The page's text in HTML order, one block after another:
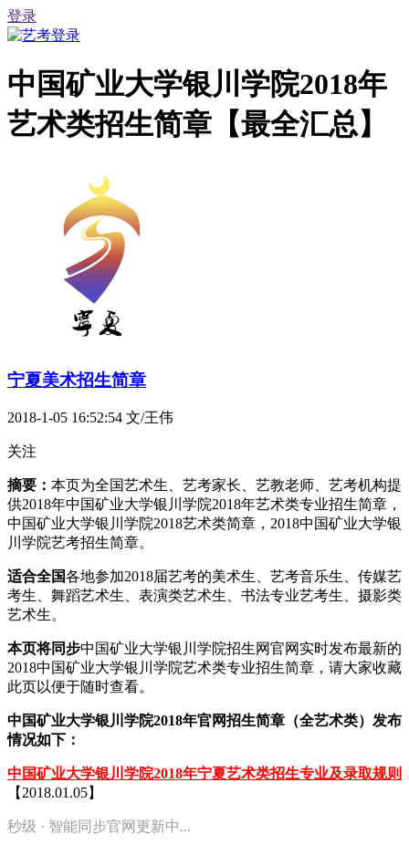
登录
中国矿业大学银川学院2018年
艺术类招生简章【最全汇总】
宁夏美术招生简章
2018-1-05 16:52:54 文/王伟
关注
摘要： 本页为全国艺术生、艺考家长、艺教老师、艺考机构提
供2018年中国矿业大学银川学院2018年艺术类专业招生简章，
中国矿业大学银川学院2018艺术类简章，2018中国矿业大学银
川学院艺考招生简章。
适合全国各地参加2018届艺考的美术生、艺考音乐生、传媒艺
考生、舞蹈艺术生、表演类艺术生、书法专业艺考生、摄影类
艺术生。
本页将同步中国矿业大学银川学院招生网官网实时发布最新的
2018中国矿业大学银川学院艺术类专业招生简章，请大家收藏
此页以便于随时查看。
中国矿业大学银川学院2018年官网招生简章（全艺术类）发布
情况如下：
中国矿业大学银川学院2018年宁夏艺术类招生专业及录取规则
【2018.01.05】
秒级 · 智能同步官网更新中...